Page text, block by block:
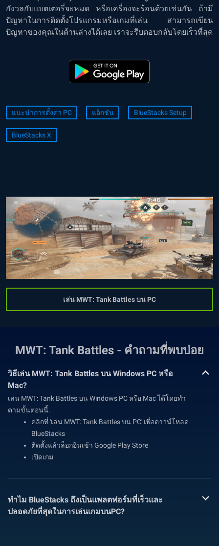
กังวลกับแบตเตอรี่จะหมด หรือเครื่องจะร้อนด้วยเช่นกัน ถ้ามี
ปัญหาในการติดตั้งโปรแกรมหรือเกมที่เล่น สามารถเขียน
ปัญหาของคุณในด้านล่างได้เลย เราจะรีบตอบกลับโดยเร็วที่สุด
แนะนำการตั้งค่า PC แอ็กชัน BlueStacks Setup
BlueStacks X
เล่น MWT: Tank Battles บน PC
MWT: Tank Battles - คำถามที่พบบ่อย
วิธีเล่น MWT: Tank Battles บน Windows PC หรือ
Mac?
เล่น MWT: Tank Battles บน Windows PC หรือ Mac ได้โดยทำ
ตามขั้นตอนนี้.
คลิกที่ 'เล่น MWT: Tank Battles บน PC' เพื่อดาวน์โหลด
BlueStacks
ติดตั้งแล้วล็อกอินเข้า Google Play Store
เปิดเกม
ทำไม BlueStacks ถึงเป็นแพลตฟอร์มที่เร็วและ
ปลอดภัยที่สุดในการเล่นเกมบนPC?